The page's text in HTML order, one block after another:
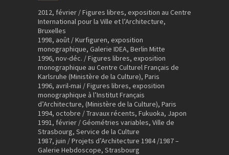
2012, février / Figures libres, exposition au Centre
International pour la Ville et l’Architecture,
Bruxelles
1998, août / Kurfiguren, exposition
monographique, Galerie IDEA, Berlin Mitte
1996, nov-déc. / Figures libres, exposition
monographique au Centre Culturel Français de
Karlsruhe (Ministère de la Culture), Paris
1996, avril-mai / Figures libres, exposition
monographique à l’Institut Français
d’Architecture, (Ministère de la Culture), Paris
1994, octobre / Travaux récents, Fukuoka, Japon
1991, février / Géométries variables, Ville de
Strasbourg, Service de la Culture
1987, juin / Projets d’Architecture 1984 /1987 –
Galerie Hebdoscope, Strasbourg